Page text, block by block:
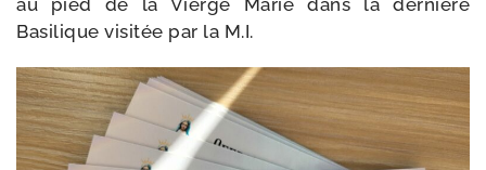
au pied de la Vierge Marie dans la der­nière
Basilique visi­tée par la M.I.